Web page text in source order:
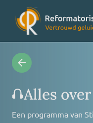
Alles
Een programma van